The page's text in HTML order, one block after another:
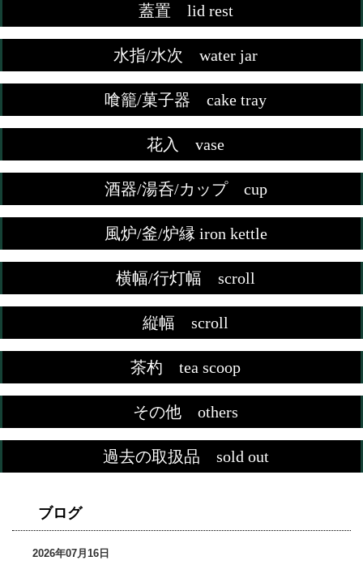
蓋置 lid rest
水指/水次 water jar
喰籠/菓子器 cake tray
花入 vase
酒器/湯呑/カップ cup
風炉/釜/炉縁 iron kettle
横幅/行灯幅 scroll
縦幅 scroll
茶杓 tea scoop
その他 others
過去の取扱品 sold out
ブログ
2026年07月16日